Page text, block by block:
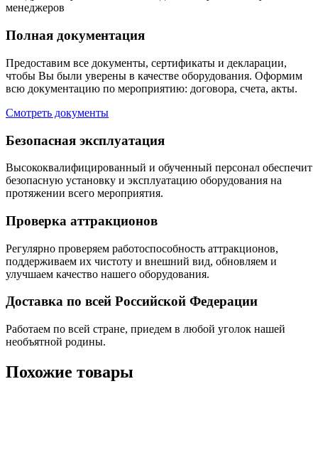
менеджеров
Полная документация
Предоставим все документы, сертификаты и декларации,
чтобы Вы были уверены в качестве оборудования. Оформим
всю документацию по мероприятию: договора, счета, акты.
Смотреть документы
Безопасная эксплуатация
Высококвалифицированный и обученный персонал обеспечит
безопасную установку и эксплуатацию оборудования на
протяжении всего мероприятия.
Проверка аттракционов
Регулярно проверяем работоспособность аттракционов,
поддерживаем их чистоту и внешний вид, обновляем и
улучшаем качество нашего оборудования.
Доставка по всей Российской Федерации
Работаем по всей стране, приедем в любой уголок нашей
необъятной родины.
Похожие товары